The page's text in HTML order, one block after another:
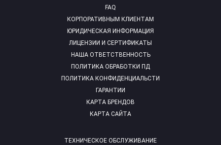
FAQ
ТЕХНИЧЕСКОЕ ОБСЛУЖИВАНИЕ
КОРПОРАТИВНЫМ КЛИЕНТАМ
ЮРИДИЧЕСКАЯ ИНФОРМАЦИЯ
ЛИЦЕНЗИИ И СЕРТИФИКАТЫ
НАША ОТВЕТСТВЕННОСТЬ
ПОЛИТИКА ОБРАБОТКИ ПД
ПОЛИТИКА КОНФИДЕНЦИАЛЬСТИ
ГАРАНТИИ
КАРТА БРЕНДОВ
КАРТА САЙТА